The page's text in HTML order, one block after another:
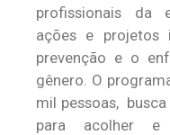
profissionais da
ações e projetos
prevenção e o
gênero. O
mil pessoas,
para acolher e